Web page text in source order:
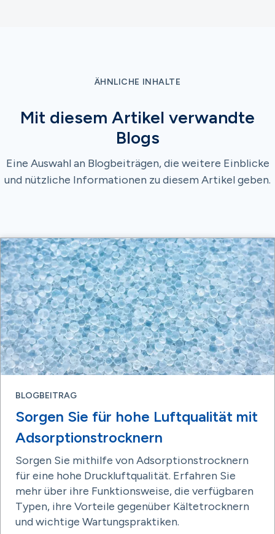
ÄHNLICHE INHALTE
Mit diesem Artikel verwandte
Blogs
Eine Auswahl an Blogbeiträgen, die weitere Einblicke
und nützliche Informationen zu diesem Artikel geben.
BLOGBEITRAG
Sorgen Sie für hohe Luftqualität mit
Adsorptionstrocknern
Sorgen Sie mithilfe von Adsorptionstrocknern
für eine hohe Druckluftqualität. Erfahren Sie
mehr über ihre Funktionsweise, die verfügbaren
Typen, ihre Vorteile gegenüber Kältetrocknern
und wichtige Wartungspraktiken.